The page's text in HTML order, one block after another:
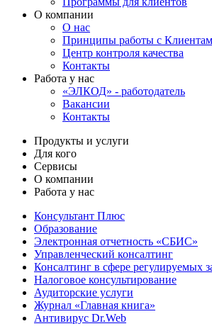
О компании
О нас
Принципы работы с
Центр контроля качества
Контакты
Работа у нас
«ЭЛКОД» - работодатель
Вакансии
Контакты
Продукты и услуги
Для кого
Сервисы
О компании
Работа у нас
Консультант Плюс
Образование
Электронная отчетность «СБИС»
Управленческий консалтинг
Консалтинг в сфере регулируемых
Налоговое консультирование
Аудиторские услуги
Журнал «Главная книга»
Антивирус Dr.Web